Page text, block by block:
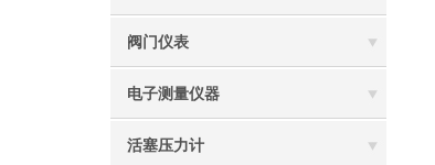
阀门仪表
电子测量仪器
活塞压力计